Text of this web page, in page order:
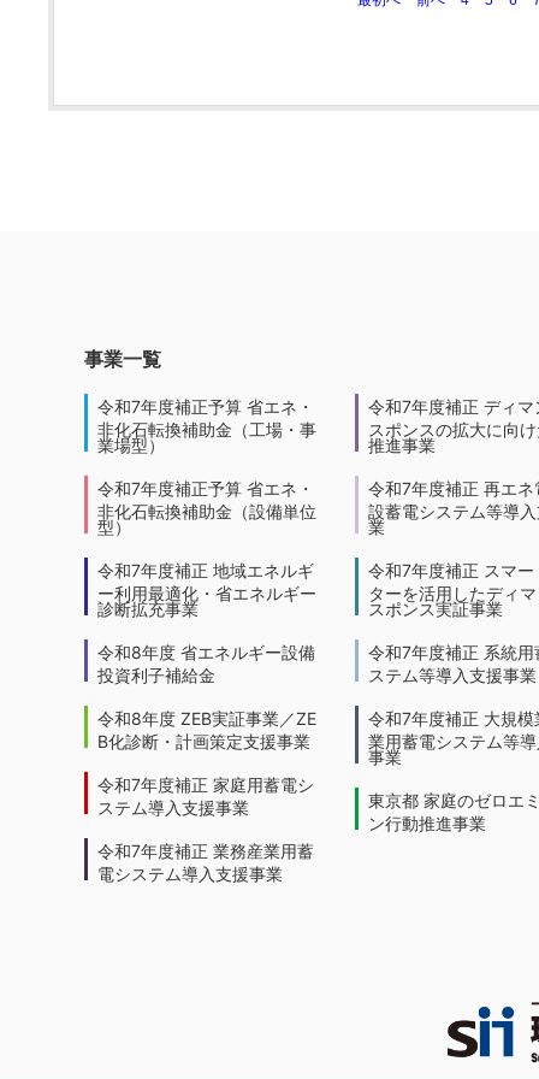
事業一覧
令和7年度補正予算 省エネ・
非化石転換補助金（工場・事
業場型）
令和7年度補正予算 省エネ・
非化石転換補助金（設備単位
型）
令和7年度補正 地域エネルギ
ー利用最適化・省エネルギー
診断拡充事業
令和8年度 省エネルギー設備
投資利子補給金
令和8年度 ZEB実証事業／ZE
B化診断・計画策定支援事業
令和7年度補正 家庭用蓄電シ
ステム導入支援事業
令和7年度補正 業務産業用蓄
電システム導入支援事業
令和7年度補正 ディマ
スポンスの拡大に向
推進事業
令和7年度補正 再エネ
設蓄電システム等導
業
令和7年度補正 スマー
ターを活用したディ
スポンス実証事業
令和7年度補正 系統用
ステム等導入支援事業
令和7年度補正 大規模
業用蓄電システム等
事業
東京都 家庭のゼロエ
ン行動推進事業